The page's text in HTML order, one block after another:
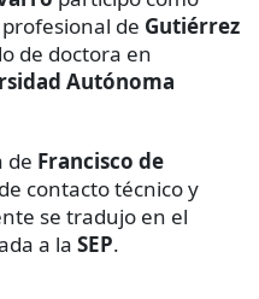
de Gutiérrez
de doctora en
Autónoma
de Francisco de
contacto técnico y
se tradujo en el
a la SEP.